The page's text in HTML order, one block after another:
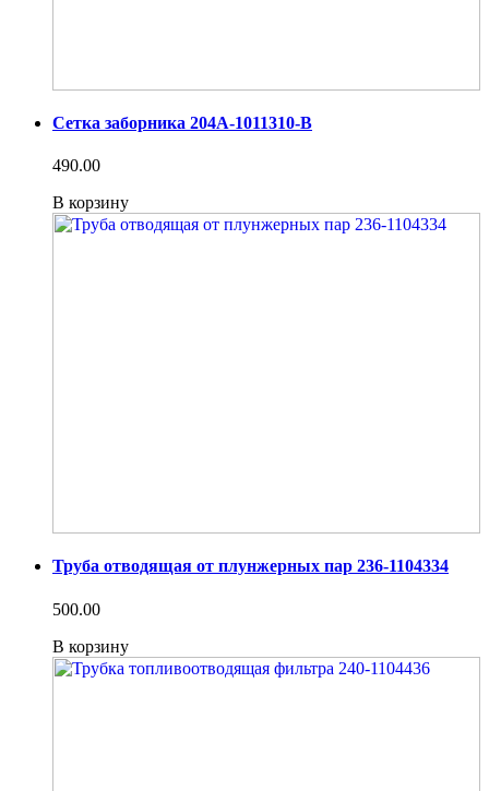
Сетка заборника 204А-1011310-В
490.00
В корзину
Труба отводящая от плунжерных пар 236-1104334
500.00
В корзину